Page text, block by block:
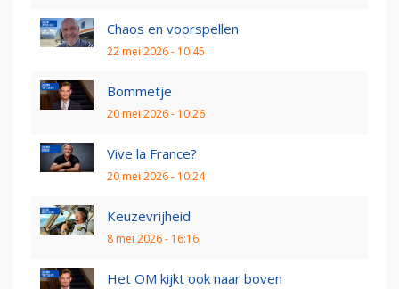
Chaos en voorspellen
22 mei 2026 - 10:45
Bommetje
20 mei 2026 - 10:26
Vive la France?
20 mei 2026 - 10:24
Keuzevrijheid
8 mei 2026 - 16:16
Het OM kijkt ook naar boven